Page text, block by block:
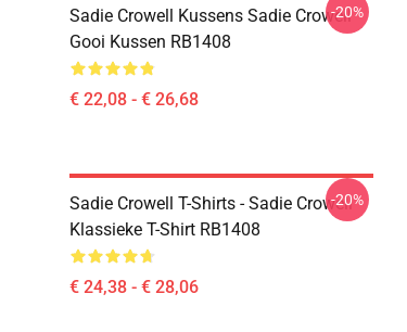
Sadie Crowell Kussens Sadie Crowell
Gooi Kussen RB1408
€ 22,08 - € 26,68
-20%
Sadie Crowell T-Shirts - Sadie Crowell
Klassieke T-Shirt RB1408
€ 24,38 - € 28,06
-20%